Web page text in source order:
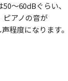
～60dBぐらい、
ピアノの音が
程度になります。